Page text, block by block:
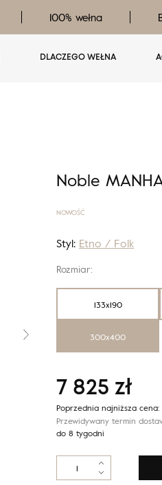
100% wełna
DLACZEGO WEŁNA
Noble
NOWOŚĆ
Styl: Etno / Folk
Rozmiar:
133x190
300x400
7 825 zł
Poprzednia najniższa cena:
Przewidywany termin
do 8 tygodni
ilość
Noble